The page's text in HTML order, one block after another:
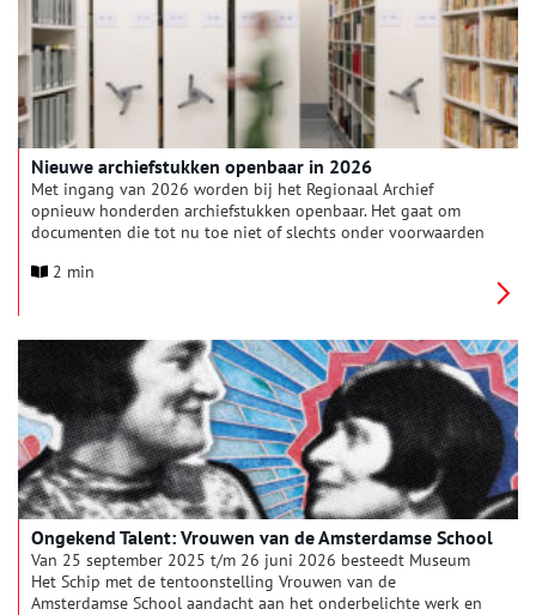
aspecten van het dagelijks leven.
Nieuwe archiefstukken openbaar in 2026
Met ingang van 2026 worden bij het Regionaal Archief
opnieuw honderden archiefstukken openbaar. Het gaat om
documenten die tot nu toe niet of slechts onder voorwaarden
voor iedereen toegankelijk zijn in de studiezaal. Onder deze
gevangen zaten omdat ze tijdens de Tweede Wereldoorlog
‘fout’ zouden zijn geweest én bijzonder archiefmateriaal dat
bijdraagt aan de geschiedenis van vrouwen in de regio.
2 min
Ongekend Talent: Vrouwen van de Amsterdamse School
Van 25 september 2025 t/m 26 juni 2026 besteedt Museum
Het Schip met de tentoonstelling Vrouwen van de
Amsterdamse School aandacht aan het onderbelichte werk en